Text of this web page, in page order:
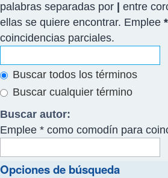
palabras separadas por
entre
ellas se quiere encontrar. Emplee *
coincidencias parciales.
Buscar todos los términos
Buscar cualquier término
Buscar autor:
Emplee * como comodín para
Opciones de búsqueda